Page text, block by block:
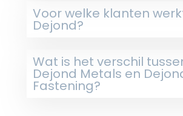
Voor welke klanten
Dejond?
Wat is het verschil
Dejond Metals en
Fastening?